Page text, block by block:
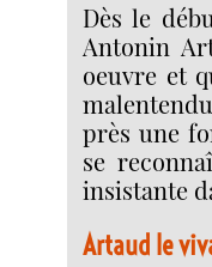
Dès le
Antonin
oeuvre et
près une
se
insistante
Artaud le